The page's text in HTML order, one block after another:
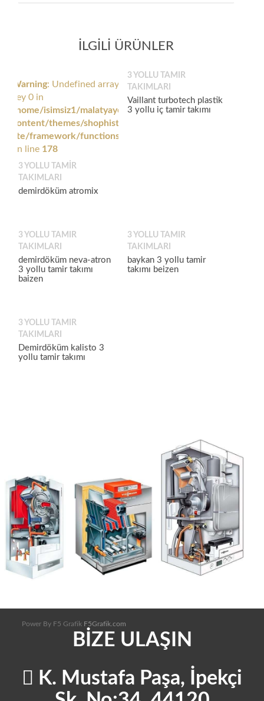
İLGILI ÜRÜNLER
Warning: Undefined array
key 0 in
/home/isimsiz1/malatyayedekparca.com/wp-
content/themes/shophistic-
lite/framework/functions/woocommerce_support.php
on line 178
3 YOLLU TAMIR
TAKIMLARI
demirdöküm atromix
3 YOLLU TAMIR
TAKIMLARI
Vaillant turbotech plastik
3 yollu iç tamir takımı
3 YOLLU TAMIR
TAKIMLARI
demirdöküm neva-atron
3 yollu tamir takımı
baizen
3 YOLLU TAMIR
TAKIMLARI
baykan 3 yollu tamir
takımı beizen
3 YOLLU TAMIR
TAKIMLARI
Demirdöküm kalisto 3
yollu tamir takımı
Power By F5 Grafik F5Grafik.com
BİZE ULAŞIN
K. Mustafa Paşa, İpekçi